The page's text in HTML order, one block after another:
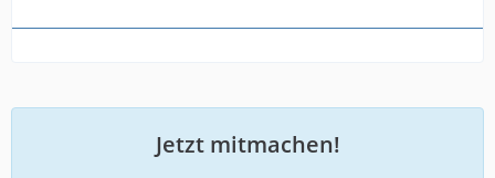
Jetzt mitmachen!